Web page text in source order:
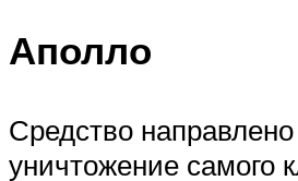
Аполло
Средство
уничтожение самого